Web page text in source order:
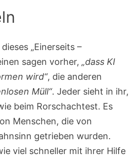
„Einerseits –
sagen vorher,„dass KI
wird“, die anderen
Müll“. Jeder sieht in ihr,
beim Rorschachtest. Es
Menschen, die von
getrieben wurden.
viel schneller mit ihrer Hilfe